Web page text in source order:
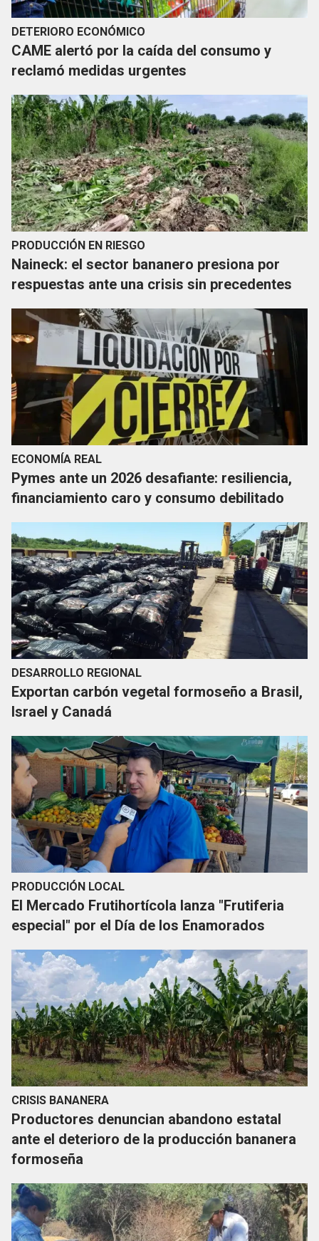
DETERIORO ECONÓMICO
CAME alertó por la caída del consumo y
reclamó medidas urgentes
PRODUCCIÓN EN RIESGO
Naineck: el sector bananero presiona por
respuestas ante una crisis sin precedentes
ECONOMÍA REAL
Pymes ante un 2026 desafiante: resiliencia,
financiamiento caro y consumo debilitado
DESARROLLO REGIONAL
Exportan carbón vegetal formoseño a Brasil,
Israel y Canadá
PRODUCCIÓN LOCAL
El Mercado Frutihortícola lanza "Frutiferia
especial" por el Día de los Enamorados
CRISIS BANANERA
Productores denuncian abandono estatal
ante el deterioro de la producción bananera
formoseña